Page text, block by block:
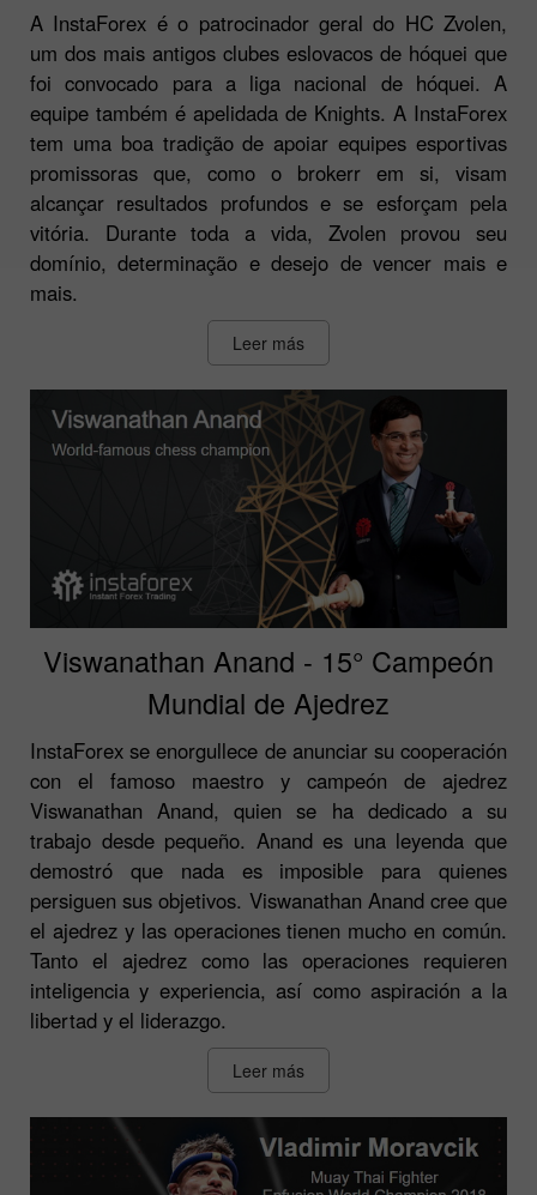
A InstaForex é o patrocinador geral do HC Zvolen,
um dos mais antigos clubes eslovacos de hóquei que
foi convocado para a liga nacional de hóquei. A
equipe também é apelidada de Knights. A InstaForex
tem uma boa tradição de apoiar equipes esportivas
promissoras que, como o brokerr em si, visam
alcançar resultados profundos e se esforçam pela
vitória. Durante toda a vida, Zvolen provou seu
domínio, determinação e desejo de vencer mais e
mais.
Leer más
Viswanathan Anand - 15° Campeón
Mundial de Ajedrez
InstaForex se enorgullece de anunciar su cooperación
con el famoso maestro y campeón de ajedrez
Viswanathan Anand, quien se ha dedicado a su
trabajo desde pequeño. Anand es una leyenda que
demostró que nada es imposible para quienes
persiguen sus objetivos. Viswanathan Anand cree que
el ajedrez y las operaciones tienen mucho en común.
Tanto el ajedrez como las operaciones requieren
inteligencia y experiencia, así como aspiración a la
libertad y el liderazgo.
Leer más